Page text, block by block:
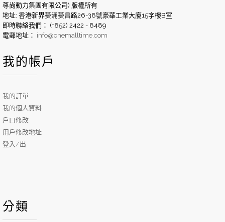
尊尚動力集團有限公司) 版權所有
地址: 香港新界葵涌葵昌路26-38號豪華工業大廈15字樓B室
即時聯絡我們： (+852) 2422 - 8489
電郵地址： info@onemalltime.com
我的帳戶
我的訂單
我的個人資料
戶口修改
用戶修改地址
登入/出
分類